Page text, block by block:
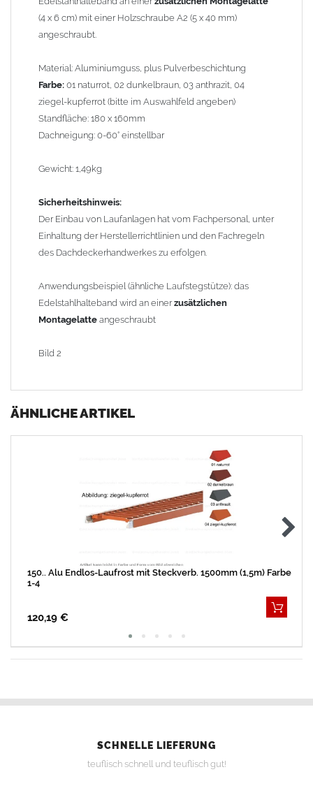
(4 x 6 cm) mit einer Holzschraube A2 (5 x 40 mm)
angeschraubt.
Material: Aluminiumguss, plus Pulverbeschichtung
Farbe: 01 naturrot, 02 dunkelbraun, 03 anthrazit, 04
ziegel-kupferrot (bitte im Auswahlfeld angeben)
Standfläche: 180 x 160mm
Dachneigung: 0-60° einstellbar
Gewicht: 1,49kg
Sicherheitshinweis:
Der Einbau von Laufanlagen hat vom Fachpersonal, unter
Einhaltung der Herstellerrichtlinien und den Fachregeln
des Dachdeckerhandwerkes zu erfolgen.
Anwendungsbeispiel (ähnliche Laufstegstütze): das
Edelstahlhalteband wird an einerzusätzlichen
Montagelatte angeschraubt
Bild 2
ÄHNLICHE ARTIKEL
150.. Alu Endlos-Laufrost mit Steckverb. 1500mm (1,5m) Farbe
1-4
120,19 €
SCHNELLE LIEFERUNG
teuflisch schnell und teuflisch gut!